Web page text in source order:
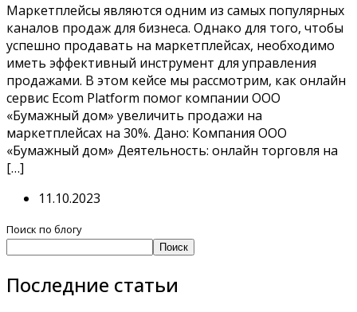
Маркетплейсы являются одним из самых популярных
каналов продаж для бизнеса. Однако для того, чтобы
успешно продавать на маркетплейсах, необходимо
иметь эффективный инструмент для управления
продажами. В этом кейсе мы рассмотрим, как онлайн
сервис Ecom Platform помог компании ООО
«Бумажный дом» увеличить продажи на
маркетплейсах на 30%. Дано: Компания ООО
«Бумажный дом» Деятельность: онлайн торговля на
[…]
11.10.2023
Поиск по блогу
Поиск
Последние статьи